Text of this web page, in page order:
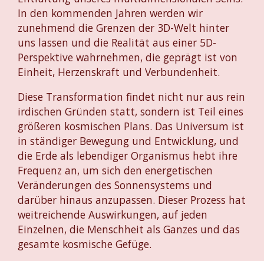
In den kommenden Jahren werden wir
zunehmend die Grenzen der 3D-Welt hinter
uns lassen und die Realität aus einer 5D-
Perspektive wahrnehmen, die geprägt ist von
Einheit, Herzenskraft und Verbundenheit.
Diese Transformation findet nicht nur aus rein
irdischen Gründen statt, sondern ist Teil eines
größeren kosmischen Plans. Das Universum ist
in ständiger Bewegung und Entwicklung, und
die Erde als lebendiger Organismus hebt ihre
Frequenz an, um sich den energetischen
Veränderungen des Sonnensystems und
darüber hinaus anzupassen. Dieser Prozess hat
weitreichende Auswirkungen, auf jeden
Einzelnen, die Menschheit als Ganzes und das
gesamte kosmische Gefüge.